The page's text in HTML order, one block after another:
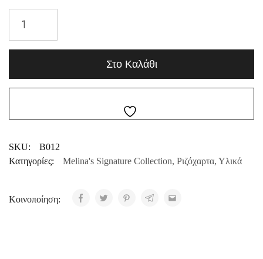
Στο Καλάθι
SKU:
B012
Κατηγορίες:
Melina's Signature Collection, Ριζόχαρτα, Υλικά
Κοινοποίηση: